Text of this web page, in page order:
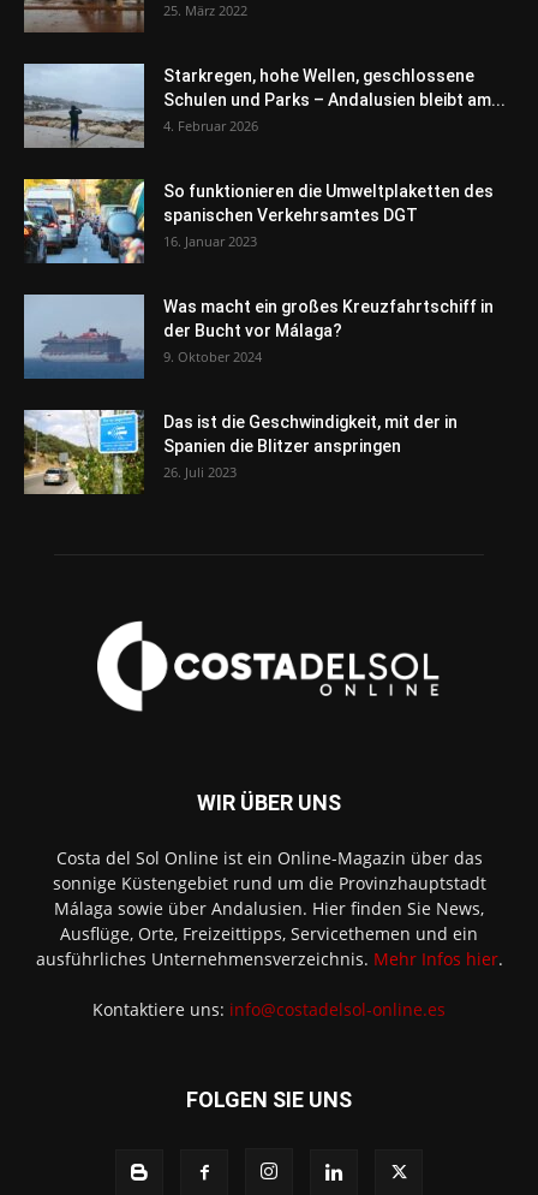
25. März 2022
Starkregen, hohe Wellen, geschlossene
Schulen und Parks – Andalusien bleibt am...
4. Februar 2026
So funktionieren die Umweltplaketten des
spanischen Verkehrsamtes DGT
16. Januar 2023
Was macht ein großes Kreuzfahrtschiff in
der Bucht vor Málaga?
9. Oktober 2024
Das ist die Geschwindigkeit, mit der in
Spanien die Blitzer anspringen
26. Juli 2023
WIR ÜBER UNS
Costa del Sol Online ist ein Online-Magazin über das
sonnige Küstengebiet rund um die Provinzhauptstadt
Málaga sowie über Andalusien. Hier finden Sie News,
Ausflüge, Orte, Freizeittipps, Servicethemen und ein
ausführliches Unternehmensverzeichnis. Mehr Infos hier.
Kontaktiere uns: info@costadelsol-online.es
FOLGEN SIE UNS